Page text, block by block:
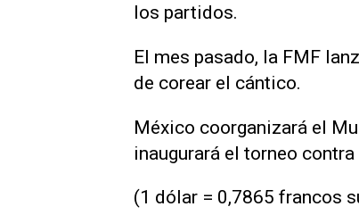
los partidos.
El mes pasado, la FMF
de corear el cántico.
México coorganizará el
inaugurará el torneo
(1 dólar = 0,7865 francos